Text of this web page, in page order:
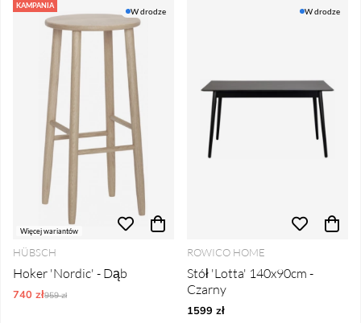
KAMPANIA
Więcej wariantów
W drodze
HÜBSCH
Hoker 'Nordic' - Dąb
740 złOrdynarne ceny:
959 zł
W drodze
ROWICO HOME
Stół 'Lotta' 140x90cm -
Czarny
1599 zł